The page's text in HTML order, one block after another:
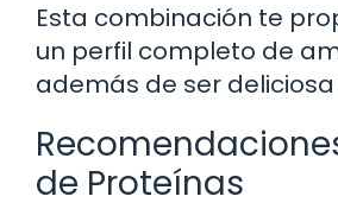
Esta combinación te
un perfil completo de
además de ser
de Proteínas